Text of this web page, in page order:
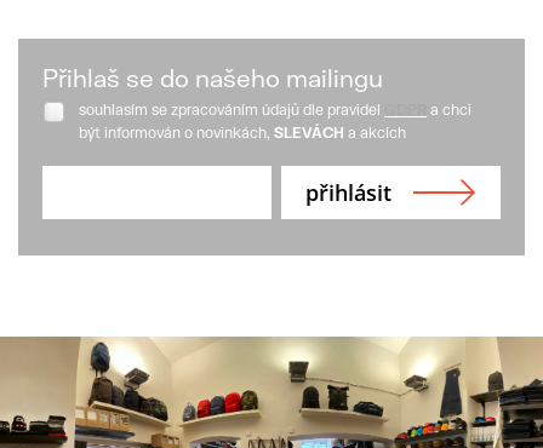
Přihlaš se do našeho mailingu
souhlasím se zpracováním údajů dle pravidel
a chci
být informován o novinkách, SLEVÁCH a akcích